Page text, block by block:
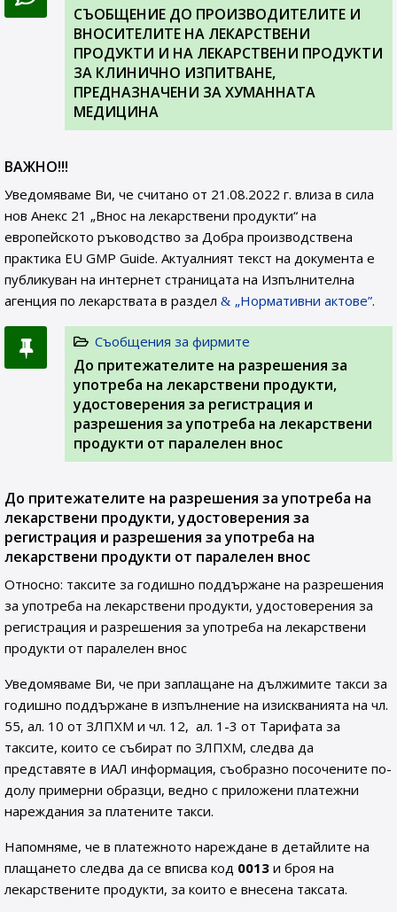
СЪОБЩЕНИЕ ДО ПРОИЗВОДИТЕЛИТЕ И
ВНОСИТЕЛИТЕ НА ЛЕКАРСТВЕНИ
ПРОДУКТИ И НА ЛЕКАРСТВЕНИ ПРОДУКТИ
ЗА КЛИНИЧНО ИЗПИТВАНЕ,
ПРЕДНАЗНАЧЕНИ ЗА ХУМАННАТА
МЕДИЦИНА
ВАЖНО!!!
Уведомяваме Ви, че считано от 21.08.2022 г. влиза в сила
нов Анекс 21 „Внос на лекарствени продукти“ на
европейското ръководство за Добра производствена
практика EU GMP Guide. Актуалният текст на документа е
публикуван на интернет страницата на Изпълнителна
агенция по лекарствата в раздел
„Нормативни актове”.
Съобщения за фирмите
До притежателите на разрешения за
употреба на лекарствени продукти,
удостоверения за регистрация и
разрешения за употреба на лекарствени
продукти от паралелен внос
До притежателите на разрешения за употреба на
лекарствени продукти, удостоверения за
регистрация и разрешения за употреба на
лекарствени продукти от паралелен внос
Относно: таксите за годишно поддържане на разрешения
за употреба на лекарствени продукти, удостоверения за
регистрация и разрешения за употреба на лекарствени
продукти от паралелен внос
Уведомяваме Ви, че при заплащане на дължимите такси за
годишно поддържане в изпълнение на изискванията на чл.
55, ал. 10 от ЗЛПХМ и чл. 12, ал. 1-3 от Тарифата за
таксите, които се събират по ЗЛПХМ, следва да
представяте в ИАЛ информация, съобразно посочените по-
долу примерни образци, ведно с приложени платежни
нареждания за платените такси.
Напомняме, че в платежното нареждане в детайлите на
плащането следва да се вписва код 0013 и броя на
лекарствените продукти, за които е внесена таксата.